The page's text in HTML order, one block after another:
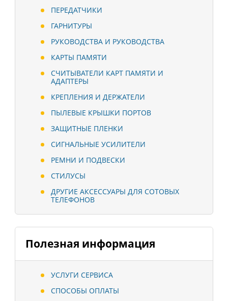
ПЕРЕДАТЧИКИ
ГАРНИТУРЫ
РУКОВОДСТВА И РУКОВОДСТВА
КАРТЫ ПАМЯТИ
СЧИТЫВАТЕЛИ КАРТ ПАМЯТИ И
АДАПТЕРЫ
КРЕПЛЕНИЯ И ДЕРЖАТЕЛИ
ПЫЛЕВЫЕ КРЫШКИ ПОРТОВ
ЗАЩИТНЫЕ ПЛЕНКИ
СИГНАЛЬНЫЕ УСИЛИТЕЛИ
РЕМНИ И ПОДВЕСКИ
СТИЛУСЫ
ДРУГИЕ АКСЕССУАРЫ ДЛЯ СОТОВЫХ
ТЕЛЕФОНОВ
Полезная информация
УСЛУГИ СЕРВИСА
СПОСОБЫ ОПЛАТЫ